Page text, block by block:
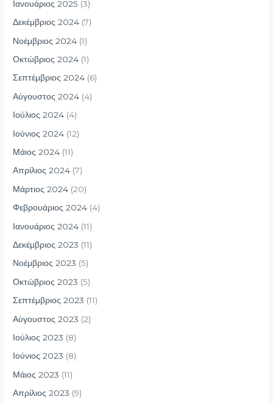
Ιανουάριος 2025 (3)
Δεκέμβριος 2024 (7)
Νοέμβριος 2024 (1)
Οκτώβριος 2024 (1)
Σεπτέμβριος 2024 (6)
Αύγουστος 2024 (4)
Ιούλιος 2024 (4)
Ιούνιος 2024 (12)
Μάιος 2024 (11)
Απρίλιος 2024 (7)
Μάρτιος 2024 (20)
Φεβρουάριος 2024 (4)
Ιανουάριος 2024 (11)
Δεκέμβριος 2023 (11)
Νοέμβριος 2023 (5)
Οκτώβριος 2023 (5)
Σεπτέμβριος 2023 (11)
Αύγουστος 2023 (2)
Ιούλιος 2023 (8)
Ιούνιος 2023 (8)
Μάιος 2023 (11)
Απρίλιος 2023 (9)